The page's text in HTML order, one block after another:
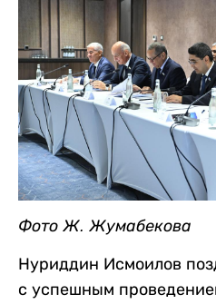
Фото Ж. Жумабекова
Нуриддин Исмоилов
с успешным